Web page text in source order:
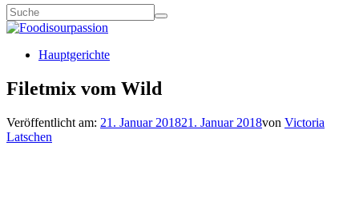
Hauptgerichte
Filetmix vom Wild
Veröffentlicht am: 21. Januar 201821. Januar 2018von Victoria
Latschen